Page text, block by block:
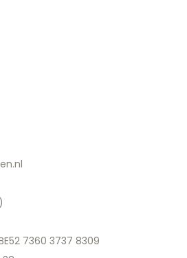
7360 3737 8309